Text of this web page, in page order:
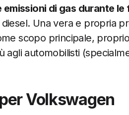
di gas durante le
Una vera e propria
scopo principale,
agli automobilisti
Volkswagen